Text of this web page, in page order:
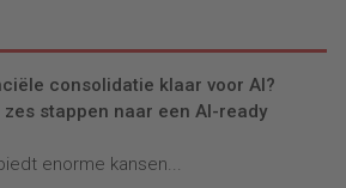
consolidatie klaar voor AI?
zes stappen naar een AI-ready
enorme kansen...